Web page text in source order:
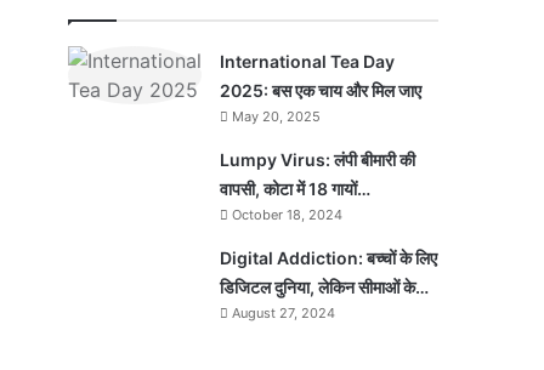
International Tea Day
2025: बस एक चाय और मिल जाए
May 20, 2025
Lumpy Virus: लंपी बीमारी की
वापसी, कोटा में 18 गायों…
October 18, 2024
Digital Addiction: बच्चों के लिए
डिजिटल दुनिया, लेकिन सीमाओं के…
August 27, 2024